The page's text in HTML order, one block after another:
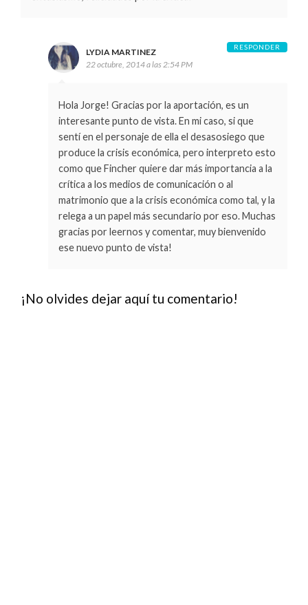
LYDIA MARTINEZ
22 octubre, 2014 a las 2:54 PM
Hola Jorge! Gracias por la aportación, es un
interesante punto de vista. En mi caso, si que
sentí en el personaje de ella el desasosiego que
produce la crisis económica, pero interpreto esto
como que Fincher quiere dar más importancia a la
crítica a los medios de comunicación o al
matrimonio que a la crisis económica como tal, y la
relega a un papel más secundario por eso. Muchas
gracias por leernos y comentar, muy bienvenido
ese nuevo punto de vista!
RESPONDER
¡No olvides dejar aquí tu comentario!